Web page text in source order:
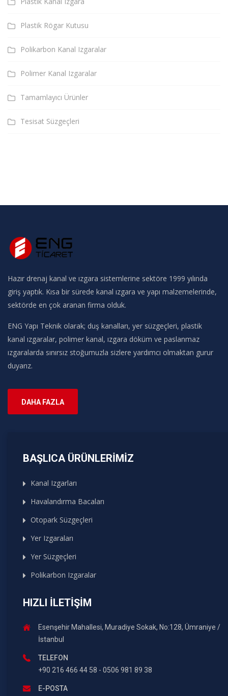
Plastik Rögar Kutusu
Polikarbon Kanal Izgaralar
Polimer Kanal Izgaralar
Tamamlayıcı Ürünler
Tesisat Süzgeçleri
Hazır drenaj kanal ve ızgara sistemlerine sektöre 1999 yılında
giriş yaptık. Kısa bir sürede kanal ızgara ve yapı malzemelerinde,
sektörde en çok aranan firma olduk.
ENG Yapı Teknik olarak; duş kanalları, yer süzgeçleri, plastik
kanal ızgaralar, polimer kanal, ızgara döküm ve paslanmaz
ızgaralarda sınırsız stoğumuzla sizlere yardımcı olmaktan gurur
duyarız.
DAHA FAZLA
BAŞLICA ÜRÜNLERIMIZ
Kanal Izgarları
Havalandırma Bacaları
Otopark Süzgeçleri
Yer Izgaraları
Yer Süzgeçleri
Polikarbon Izgaralar
HIZLI İLETIŞIM
Esenşehir Mahallesi, Muradiye Sokak, No:128, Ümraniye /
İstanbul
TELEFON
+90 216 466 44 58 - 0506 981 89 38
E-POSTA